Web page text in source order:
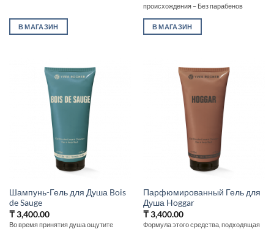
В МАГАЗИН
происхождения – Без парабенов
В МАГАЗИН
Шампунь-Гель для Душа Bois
de Sauge
₸3,400.00
Во время принятия душа ощутите
Парфюмированный Гель для
Душа Hoggar
₸3,400.00
Формула этого средства, подходящая